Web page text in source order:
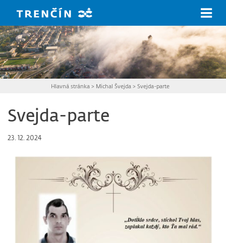
Hlavná stránka > Michal Švejda > Svejda-parte
Svejda-parte
23. 12. 2024